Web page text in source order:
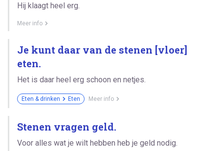
Hij klaagt heel erg.
Meer info
Je kunt daar van de stenen [vloer]
eten.
Het is daar heel erg schoon en netjes.
Eten & drinken Eten Meer info
Stenen vragen geld.
Voor alles wat je wilt hebben heb je geld nodig.